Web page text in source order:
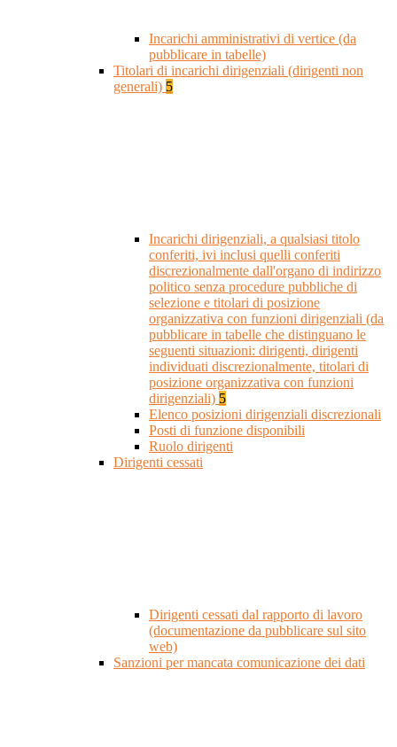
Incarichi amministrativi di vertice (da
pubblicare in tabelle)
Titolari di incarichi dirigenziali (dirigenti non
generali) 5
Incarichi dirigenziali, a qualsiasi titolo
conferiti, ivi inclusi quelli conferiti
discrezionalmente dall'organo di indirizzo
politico senza procedure pubbliche di
selezione e titolari di posizione
organizzativa con funzioni dirigenziali (da
pubblicare in tabelle che distinguano le
seguenti situazioni: dirigenti, dirigenti
individuati discrezionalmente, titolari di
posizione organizzativa con funzioni
dirigenziali) 5
Elenco posizioni dirigenziali discrezionali
Posti di funzione disponibili
Ruolo dirigenti
Dirigenti cessati
Dirigenti cessati dal rapporto di lavoro
(documentazione da pubblicare sul sito
web)
Sanzioni per mancata comunicazione dei dati